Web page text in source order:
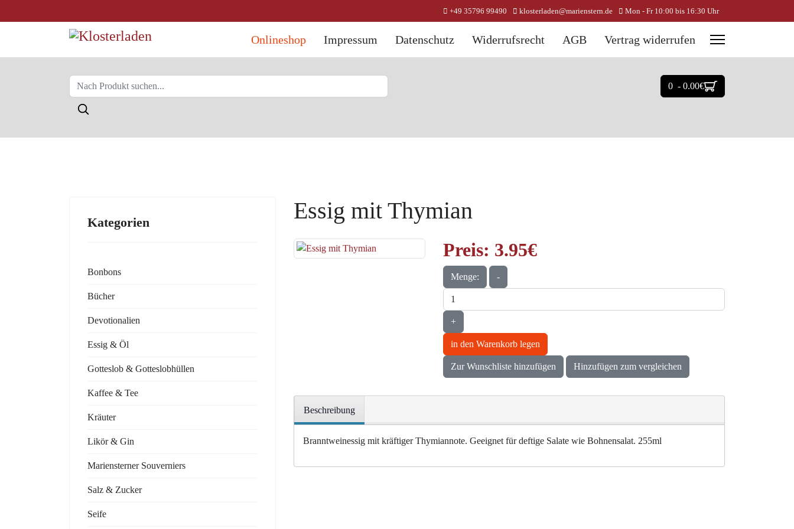
+49 35796 99490 klosterladen@marienstern.de Mon - Fr 10:00 bis 16:30 Uhr
Onlineshop Impressum Datenschutz Widerrufsrecht AGB Vertrag widerrufen
0 - 0.00‎€
Kategorien
Bonbons
Bücher
Devotionalien
Essig & Öl
Gotteslob & Gotteslobhüllen
Kaffee & Tee
Kräuter
Likör & Gin
Mariensterner Souverniers
Salz & Zucker
Seife
Essig mit Thymian
Preis: 3.95‎€
Menge: -
+
in den Warenkorb legen
Zur Wunschliste hinzufügen Hinzufügen zum vergleichen
Beschreibung
Branntweinessig mit kräftiger Thymiannote. Geeignet für deftige Salate wie Bohnensalat. 255ml